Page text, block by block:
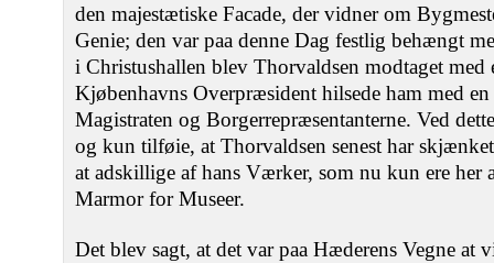
den majestætiske Facade, der vidner om
Genie; den var paa denne Dag festlig behængt
i Christushallen blev Thorvaldsen modtaget med
Kjøbenhavns Overpræsident hilsede ham med
Magistraten og Borgerrepræsentanterne. Ved
og kun tilføie, at Thorvaldsen senest har
at adskillige af hans Værker, som nu kun ere
Marmor for Museer.
Det blev sagt, at det var paa Hæderens Vegne